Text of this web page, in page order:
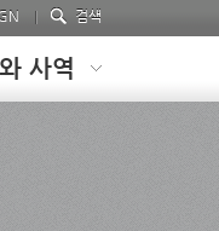
검색
사역